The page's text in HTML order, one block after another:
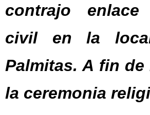
contrajo
civil en la
Palmitas. A fin de
la ceremonia